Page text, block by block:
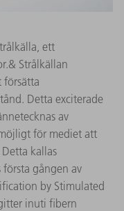
ett
Strålkällan
försätta
Detta exciterade
av
för mediet att
kallas
gången av
by Stimulated
inuti fibern